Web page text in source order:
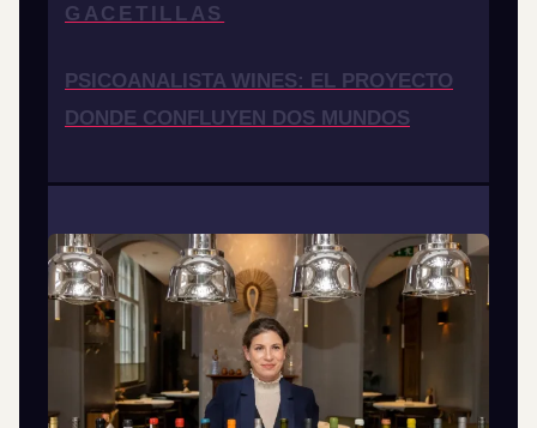
GACETILLAS
PSICOANALISTA WINES: EL PROYECTO
DONDE CONFLUYEN DOS MUNDOS